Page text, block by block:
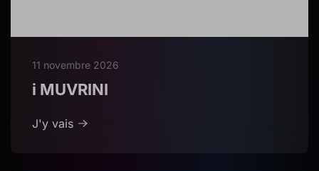
11 novembre 2026
i MUVRINI
J'y vais